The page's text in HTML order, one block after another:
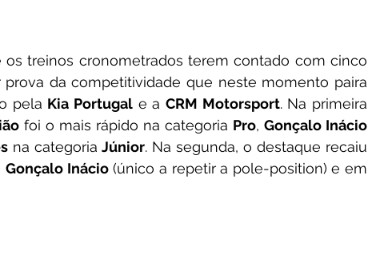
treinos cronometrados terem contado com cinco
da competitividade que neste momento paira
pela Kia Portugal e a CRM Motorsport. Na primeira
foi o mais rápido na categoria Pro, Gonçalo Inácio
na categoria Júnior. Na segunda, o destaque recaiu
Gonçalo Inácio